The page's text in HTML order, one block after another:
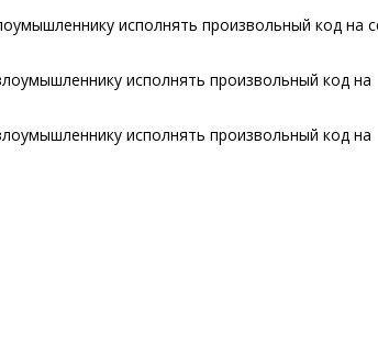
исполнять произвольный код на
исполнять произвольный код на
исполнять произвольный код на